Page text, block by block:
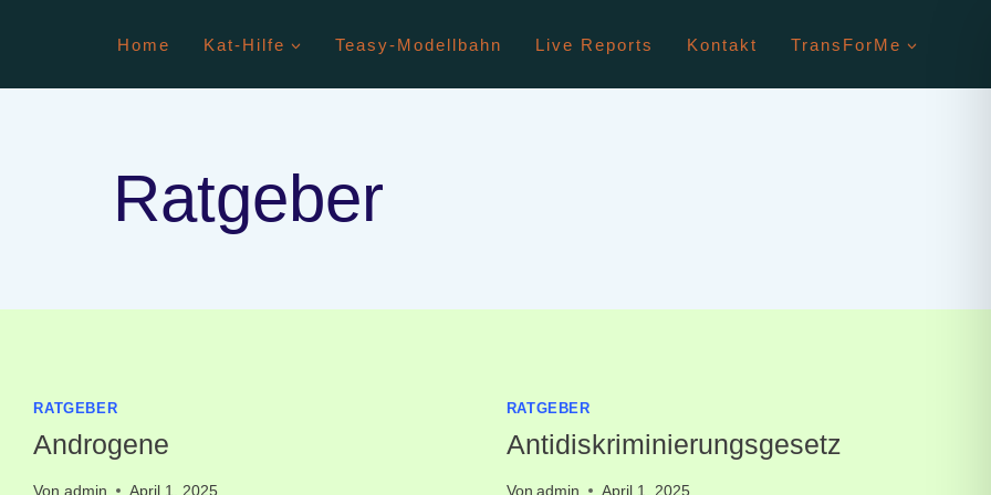
Home Kat-Hilfe Teasy-Modellbahn Live Reports Kontakt TransForMe
Ratgeber
RATGEBER
Androgene
Von admin April 1, 2025
RATGEBER
Antidiskriminierungsgesetz
Von admin April 1, 2025